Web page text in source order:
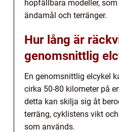
hopfällbara modeller,
ändamål och terränger.
Hur lång är
genomsnittlig
En genomsnittlig elcykel
cirka 50-80 kilometer på
detta kan skilja sig åt
terräng, cyklistens vikt
som används.